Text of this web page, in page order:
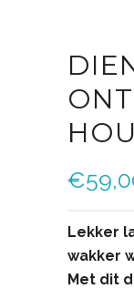
€
Lekker
wakker
Met dit